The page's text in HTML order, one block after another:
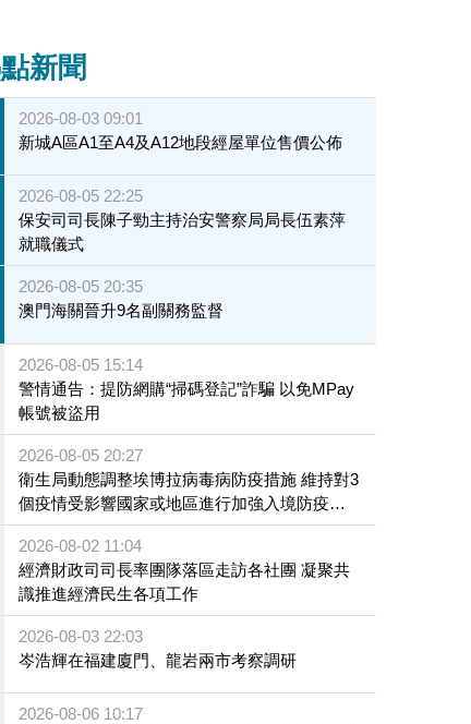
新聞
2026-08-03 09:01
新城A區A1至A4及A12地段經屋單位售價公佈
2026-08-05 22:25
保安司司長陳子勁主持治安警察局局長伍素萍
就職儀式
2026-08-05 20:35
澳門海關晉升9名副關務監督
2026-08-05 15:14
警情通告：提防網購“掃碼登記”詐騙 以免MPay
帳號被盜用
2026-08-05 20:27
衛生局動態調整埃博拉病毒病防疫措施 維持對3
個疫情受影響國家或地區進行加強入境防疫措
施
2026-08-02 11:04
經濟財政司司長率團隊落區走訪各社團 凝聚共
識推進經濟民生各項工作
2026-08-03 22:03
岑浩輝在福建廈門、龍岩兩市考察調研
2026-08-06 10:17